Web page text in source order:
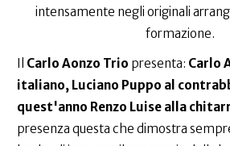
intensamente negli originali
formazione.
Il Carlo Aonzo Trio presenta: Carlo
italiano, Luciano Puppo al
quest'anno Renzo Luise alla
presenza questa che dimostra